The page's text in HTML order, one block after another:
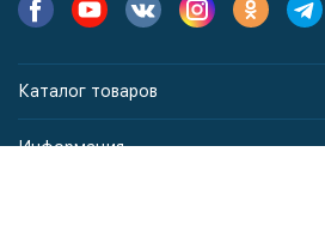
Каталог товаров
Информация